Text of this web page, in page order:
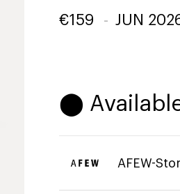
€159 - JUN
⬤
AFEW-